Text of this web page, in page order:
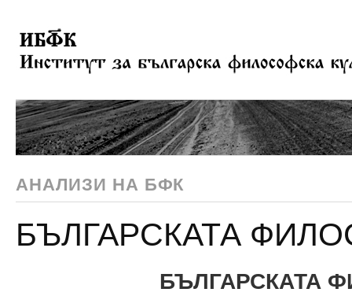
АНАЛИЗИ НА БФК
БЪЛГАРСКАТА
БЪЛГАРСКАТА